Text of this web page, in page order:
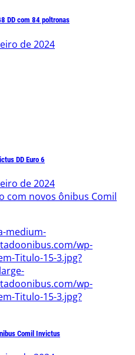
DD com 84 poltronas
de 2024
DD Euro 6
de 2024
com novos ônibus Comil
medium-
wp-
Titulo-15-3.jpg?
wp-
Titulo-15-3.jpg?
Comil Invictus